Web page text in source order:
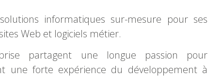
informatiques sur-mesure pour ses
Web et logiciels métier.
partagent une longue passion pour
une forte expérience du développement à